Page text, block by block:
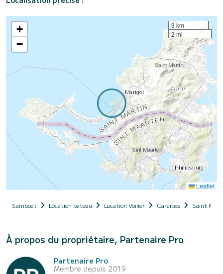
+
−
3 km
2 mi
Leaflet
Samboat Location bateau Location Voilier Caraïbes Saint
À propos du propriétaire, Partenaire Pro
Partenaire Pro
Membre depuis 2019